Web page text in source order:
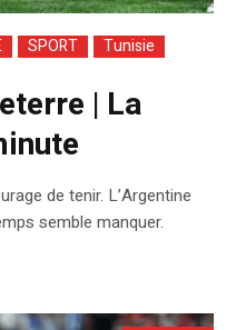
SPORT Tunisie
| La
de tenir. L’Argentine
semble manquer.